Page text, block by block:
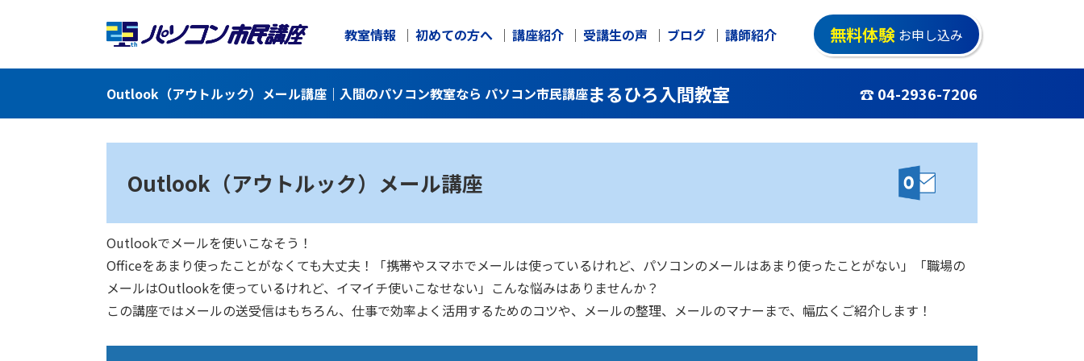
教室情報 初めての方へ 講座紹介 受講生の声 ブログ 講師紹介 無料体験 お申し込み
Outlook（アウトルック）メール講座｜入間のパソコン教室なら パソコン市民講座まるひろ入間教室 ☎ 04-2936-7206
Outlook（アウトルック）メール講座
Outlookでメールを使いこなそう！
Officeをあまり使ったことがなくても大丈夫！「携帯やスマホでメールは使っているけれど、パソコンのメールはあまり使ったことがない」「職場の
メールはOutlookを使っているけれど、イマイチ使いこなせない」こんな悩みはありませんか？
この講座ではメールの送受信はもちろん、仕事で効率よく活用するためのコツや、メールの整理、メールのマナーまで、幅広くご紹介します！